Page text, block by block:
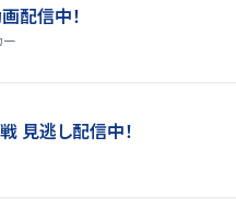
配信中！
ー
見逃し配信中！